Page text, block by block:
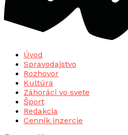
Úvod
Spravodajstvo
Rozhovor
Kultúra
Záhoráci vo svete
Šport
Redakcia
Cenník inzercie